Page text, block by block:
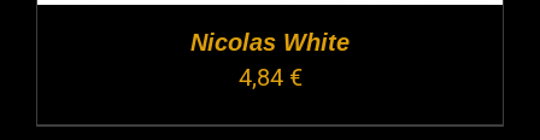
Nicolas White
4,84 €